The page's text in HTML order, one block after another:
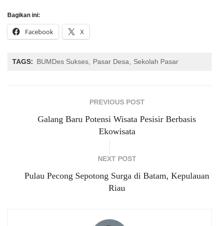
Bagikan ini:
Facebook X
TAGS: BUMDes Sukses Pasar Desa Sekolah Pasar
PREVIOUS POST
Galang Baru Potensi Wisata Pesisir Berbasis
Ekowisata
NEXT POST
Pulau Pecong Sepotong Surga di Batam, Kepulauan
Riau